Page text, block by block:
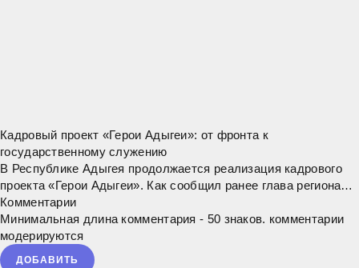
Кадровый проект «Герои Адыгеи»: от фронта к
государственному служению
В Республике Адыгея продолжается реализация кадрового
проекта «Герои Адыгеи». Как сообщил ранее глава региона
Мурат Кумпилов, цель проекта – привлечь ветеранов СВО,
проявивших себя на фронте, в
Комментарии
Минимальная длина комментария - 50 знаков. комментарии
модерируются
ДОБАВИТЬ